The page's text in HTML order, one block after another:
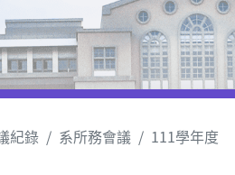
紀錄 系所務會議 111學年度